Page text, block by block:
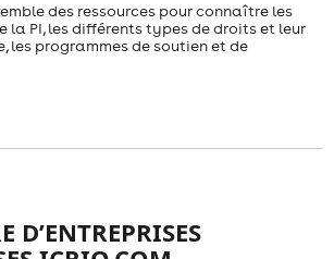
des ressources pour connaître les
la PI, les différents types de droits et leur
les programmes de soutien et de
D’ENTREPRISES